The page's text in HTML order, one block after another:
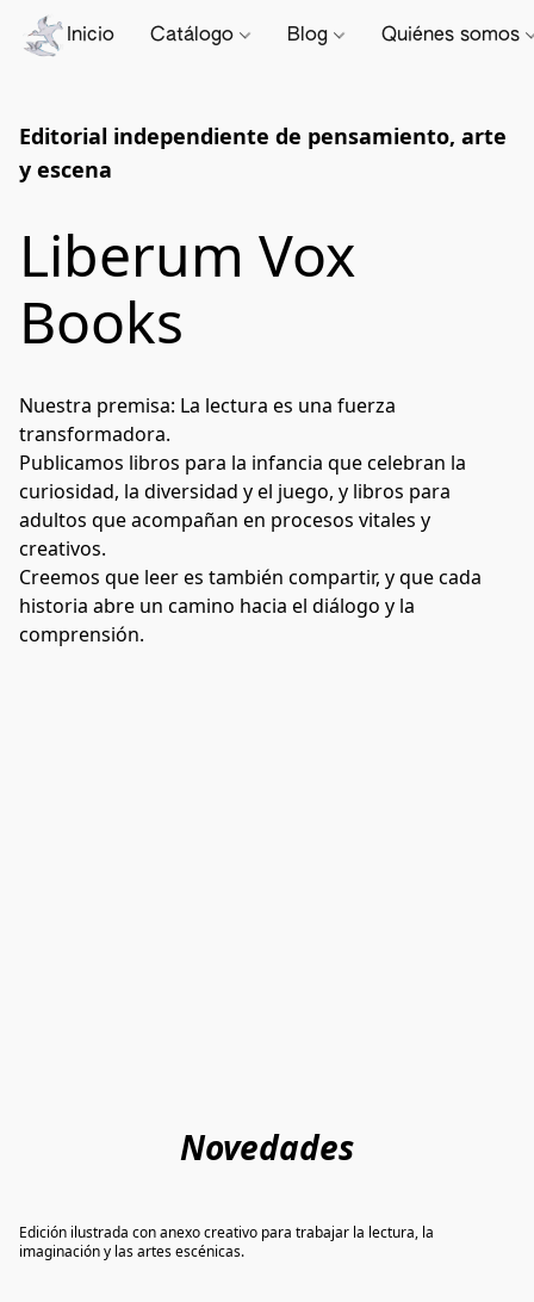
Inicio Catálogo Blog Quiénes somos
Editorial independiente de pensamiento, arte
y escena
Liberum Vox
Books
Nuestra premisa: La lectura es una fuerza
transformadora.
Publicamos libros para la infancia que celebran la
curiosidad, la diversidad y el juego, y libros para
adultos que acompañan en procesos vitales y
creativos.
Creemos que leer es también compartir, y que cada
historia abre un camino hacia el diálogo y la
comprensión.
Novedades
Edición ilustrada con anexo creativo para trabajar la lectura, la
imaginación y las artes escénicas.